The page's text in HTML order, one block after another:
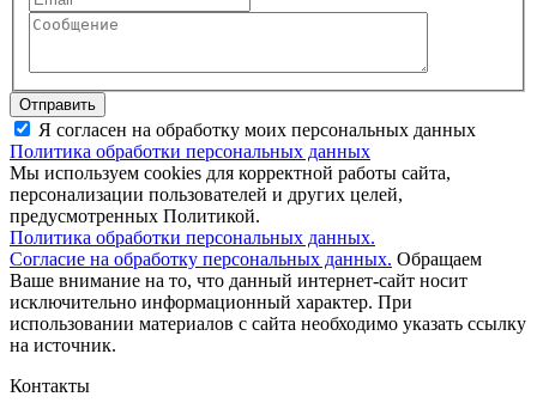
Отправить
Я согласен на обработку моих персональных данных
Политика обработки персональных данных
Мы используем cookies для корректной работы сайта,
персонализации пользователей и других целей,
предусмотренных Политикой.
Политика обработки персональных данных.
Согласие на обработку персональных данных. Обращаем
Ваше внимание на то, что данный интернет-сайт носит
исключительно информационный характер. При
использовании материалов c сайта необходимо указать ссылку
на источник.
Контакты